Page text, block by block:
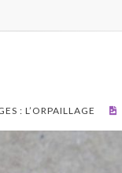
: L’ORPAILLAGE